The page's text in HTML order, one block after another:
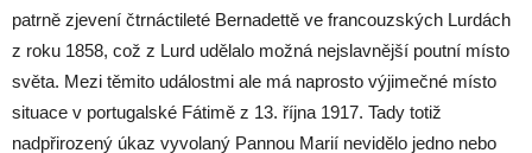
patrně zjevení čtrnáctileté Bernadettě ve francouzských Lurdách
z roku 1858, což z Lurd udělalo možná nejslavnější poutní místo
světa. Mezi těmito událostmi ale má naprosto výjimečné místo
situace v portugalské Fátimě z 13. října 1917. Tady totiž
nadpřirozený úkaz vyvolaný Pannou Marií nevidělo jedno nebo